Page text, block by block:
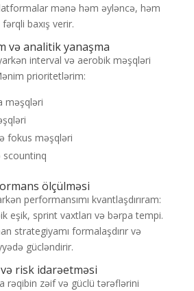
mənə həm əyləncə, həm
baxış verir.
və analitik yanaşma
interval və aerobik məşqləri
prioritetlərim:
məşqləri
fokus məşqləri
scountinq
ölçülməsi
performansımı kvantlaşdırıram:
eşik, sprint vaxtları və bərpa tempi.
strategiyamı formalaşdırır və
gücləndirir.
risk idarəetməsi
rəqibin zəif və güclü tərəflərini